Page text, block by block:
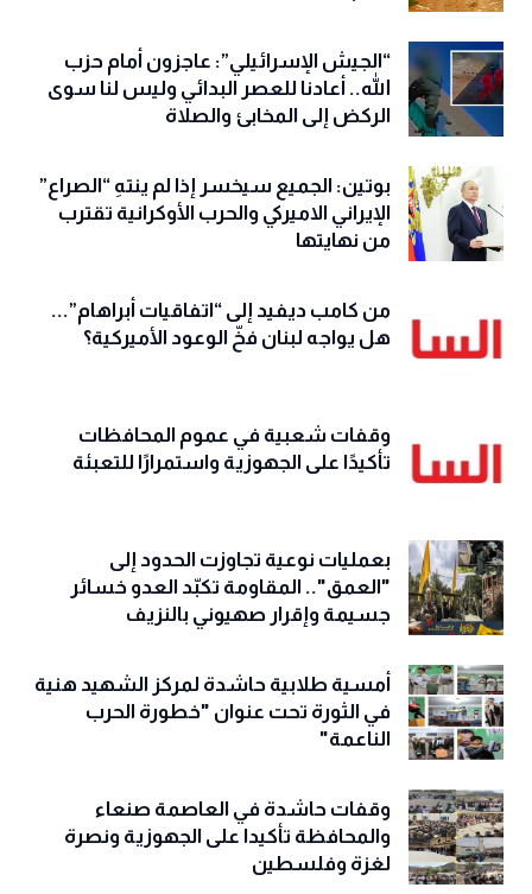
“الجيش الإسرائيلي”: عاجزون أمام حزب
الله.. أعادنا للعصر البدائي وليس لنا سوى
الركض إلى المخابئ والصلاة
بوتين: الجميع سيخسر إذا لم ينتهِ “الصراع”
الإيراني الاميركي والحرب الأوكرانية تقترب
من نهايتها
من كامب ديفيد إلى “اتفاقيات أبراهام”...
هل يواجه لبنان فخّ الوعود الأميركية؟
وقفات شعبية في عموم المحافظات
تأكيدًا على الجهوزية واستمرارًا للتعبئة
بعمليات نوعية تجاوزت الحدود إلى
"العمق".. المقاومة تكبّد العدو خسائر
جسيمة وإقرار صهيوني بالنزيف
أمسية طلابية حاشدة لمركز الشهيد هنية
في الثورة تحت عنوان "خطورة الحرب
الناعمة"
وقفات حاشدة في العاصمة صنعاء
والمحافظة تأكيدا على الجهوزية ونصرة
لغزة وفلسطين